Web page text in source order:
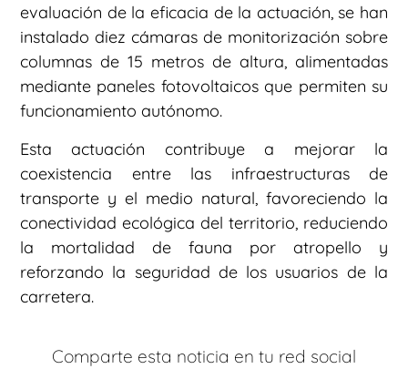
evaluación de la eficacia de la actuación, se han
instalado diez cámaras de monitorización sobre
columnas de 15 metros de altura, alimentadas
mediante paneles fotovoltaicos que permiten su
funcionamiento autónomo.
Esta actuación contribuye a mejorar la
coexistencia entre las infraestructuras de
transporte y el medio natural, favoreciendo la
conectividad ecológica del territorio, reduciendo
la mortalidad de fauna por atropello y
reforzando la seguridad de los usuarios de la
carretera.
Comparte esta noticia en tu red social